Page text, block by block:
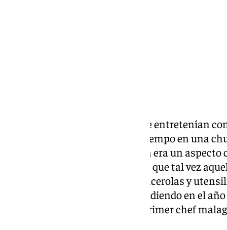
Mientras la mayoría de niños se entretenían
pequeño que prefería pasar el tiempo en una
. Aquello ya era un
apenas 5 años era diferente y de que tal vez
comenzaba a fraguarse entre cacerolas y
grandes frutos. Y así acabó sucediendo en el
Carlos García consiguió ser el primer chef